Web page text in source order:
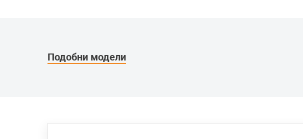
Подобни модели